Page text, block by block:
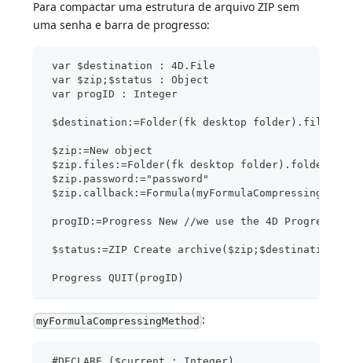
Para compactar uma estrutura de arquivo ZIP sem
uma senha e barra de progresso:
var $destination : 4D.File
var $zip;$status : Object
var progID : Integer
$destination:=Folder(fk desktop
$zip:=New object
$zip.files:=Folder(fk desktop
$zip.password:="password"
progID:=Progress New //we use the 4D Progress
$status:=ZIP Create archive($zip;$destination)
Progress QUIT(progID)
myFormulaCompressingMethod :